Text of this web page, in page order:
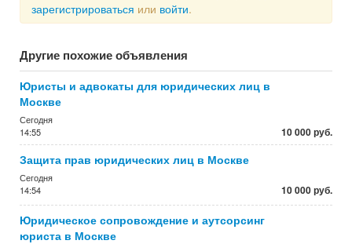
зарегистрироваться или войти.
Другие похожие объявления
Юристы и адвокаты для юридических лиц в
Москве
Сегодня
14:55
10 000 руб.
Защита прав юридических лиц в Москве
Сегодня
14:54
10 000 руб.
Юридическое сопровождение и аутсорсинг
юриста в Москве